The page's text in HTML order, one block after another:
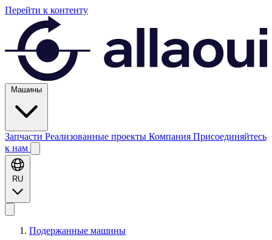
Перейти к контенту
Машины
Запчасти Реализованные проекты Компания Присоединяйтесь
к нам
RU
Подержанные машины